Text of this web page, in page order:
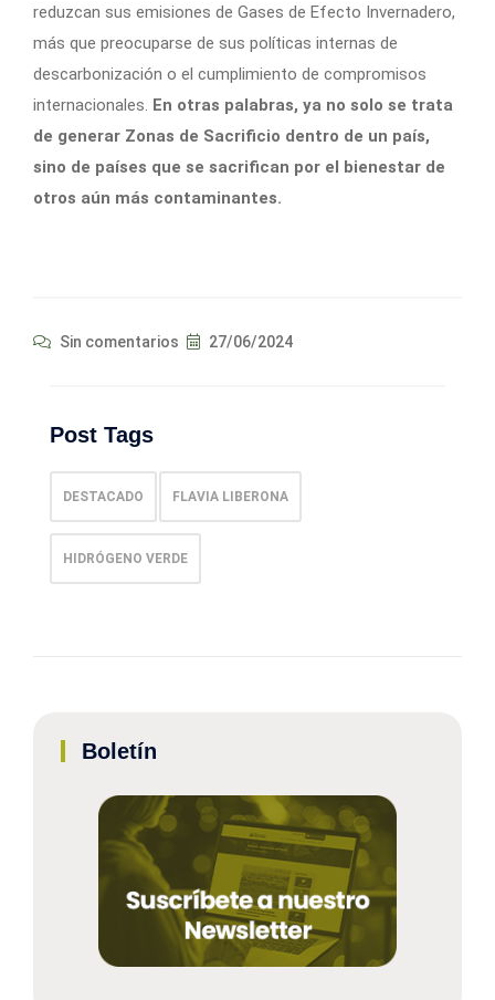
reduzcan sus emisiones de Gases de Efecto Invernadero,
más que preocuparse de sus políticas internas de
descarbonización o el cumplimiento de compromisos
internacionales. En otras palabras, ya no solo se trata
de generar Zonas de Sacrificio dentro de un país,
sino de países que se sacrifican por el bienestar de
otros aún más contaminantes.
Sin comentarios 27/06/2024
Post Tags
DESTACADO FLAVIA LIBERONA
HIDRÓGENO VERDE
Boletín